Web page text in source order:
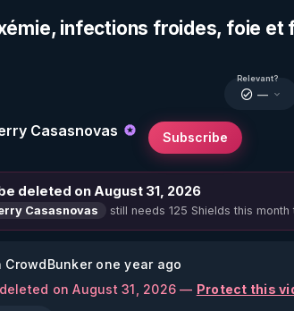
infections froides, foie
Casasnovas Subscribe
Relevant?
—
deleted on August 31, 2026
Casasnovas still needs 125 Shields this
CrowdBunker one year ago
on August 31, 2026 — Protect this